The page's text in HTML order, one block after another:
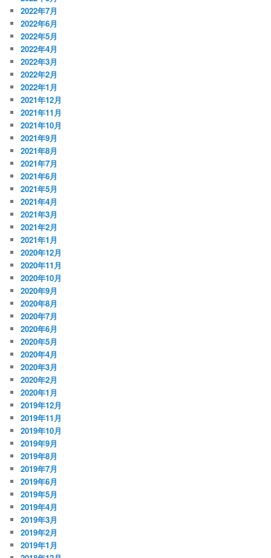
2022年7月
2022年6月
2022年5月
2022年4月
2022年3月
2022年2月
2022年1月
2021年12月
2021年11月
2021年10月
2021年9月
2021年8月
2021年7月
2021年6月
2021年5月
2021年4月
2021年3月
2021年2月
2021年1月
2020年12月
2020年11月
2020年10月
2020年9月
2020年8月
2020年7月
2020年6月
2020年5月
2020年4月
2020年3月
2020年2月
2020年1月
2019年12月
2019年11月
2019年10月
2019年9月
2019年8月
2019年7月
2019年6月
2019年5月
2019年4月
2019年3月
2019年2月
2019年1月